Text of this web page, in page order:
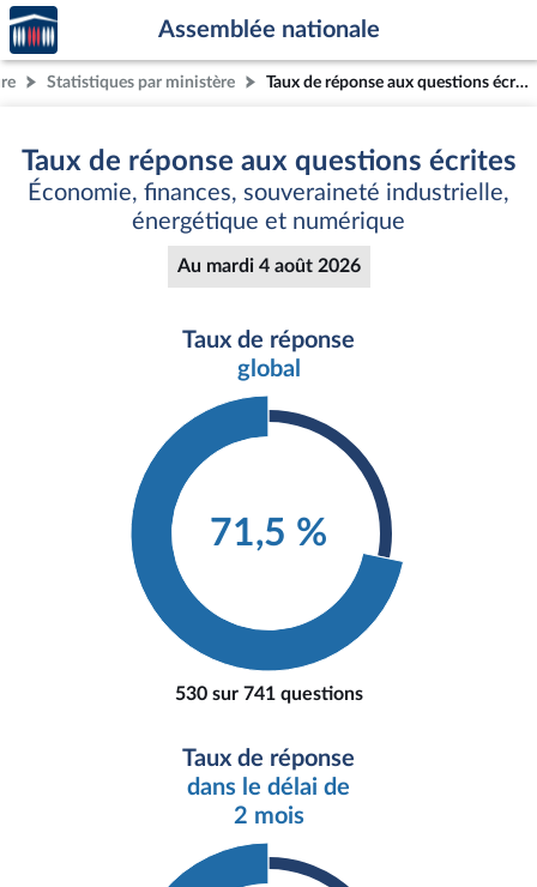
Aller au contenu
Aller en bas de la page
Accèder
à la
page
d'accueil
Assemblée nationale
Statistiques par ministère Taux de réponse aux questions écrites
Taux de réponse aux questions écrites
Économie, finances, souveraineté industrielle,
énergétique et numérique
Au mardi 4 août 2026
Taux de réponse
global
71,5 %
530 sur 741 questions
Taux de réponse
dans le délai de
2 mois